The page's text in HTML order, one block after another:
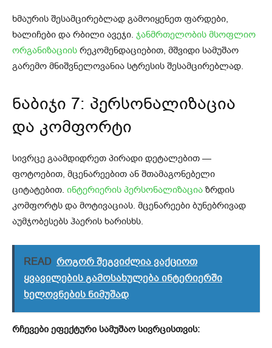
ხმაურის შესამცირებლად გამოიყენეთ ფარდები,
ხალიჩები და რბილი ავეჯი. ჯანმრთელობის მსოფლიო
ორგანიზაციის რეკომენდაციებით, მშვიდი სამუშაო
გარემო მნიშვნელოვანია სტრესის შესამცირებლად.
ნაბიჯი 7: პერსონალიზაცია
და კომფორტი
სივრცე გაამდიდრეთ პირადი დეტალებით —
ფოტოებით, მცენარეებით ან შთამაგონებელი
ციტატებით. ინტერიერის პერსონალიზაცია ზრდის
კომფორტს და მოტივაციას. მცენარეები ბუნებრივად
აუმჯობესებს ჰაერის ხარისხს.
READ როგორ შეგვიძლია ვაქციოთ
ყვავილების გამოსახულება ინტერიერში
ხელოვნების ნიმუშად
რჩევები ეფექტური სამუშაო სივრცისთვის: